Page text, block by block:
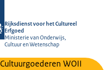
Rijksdienst voor het Cultureel
Erfgoed
Ministerie van Onderwijs,
Cultuur en Wetenschap
Cultuurgoederen WOII